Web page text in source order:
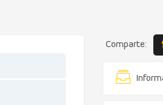
Comparte: